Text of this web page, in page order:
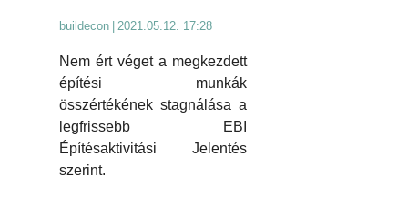
buildecon 2021.05.12. 17:28
Nem ért véget a megkezdett
építési munkák
összértékének stagnálása a
legfrissebb EBI
Építésaktivitási Jelentés
szerint.